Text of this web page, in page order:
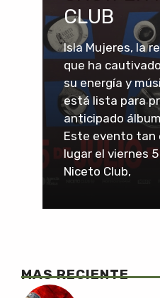
CLUB
Isla Mujeres, la
que ha
su energía y
está lista para
anticipado
Este evento tan
lugar el viernes
Niceto Club,
MAS RECIENTE